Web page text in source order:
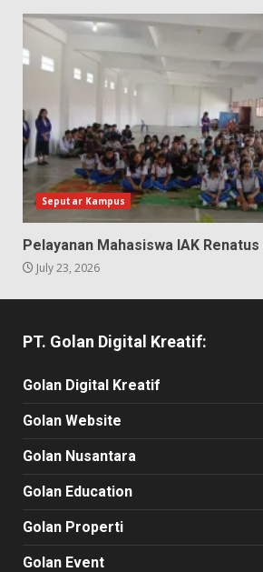
Seputar Kampus
Pelayanan Mahasiswa IAK
July 23, 2026
PT. Golan Digital Kreatif:
Golan Digital Kreatif
Golan Website
Golan Nusantara
Golan Education
Golan Properti
Golan Event